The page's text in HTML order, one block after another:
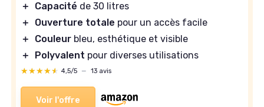
＋ Capacité de 30 litres
＋
Ouverture totale pour un accès facile
＋
Couleur bleu, esthétique et visible
＋
Polyvalent pour diverses utilisations
★★★★★
★★★★★ 4,5/5 — 13 avis
Voir l'offre